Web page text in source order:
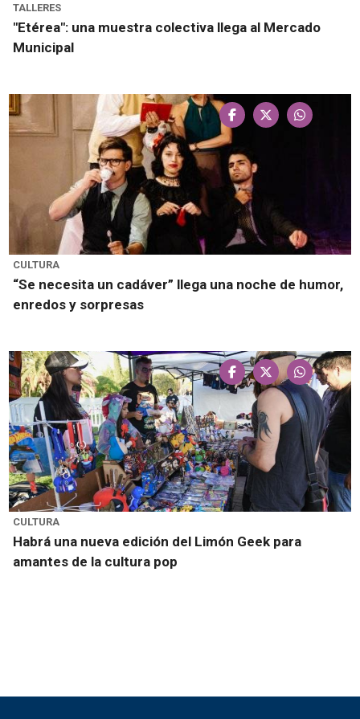
TALLERES
"Etérea": una muestra colectiva llega al Mercado
Municipal
CULTURA
“Se necesita un cadáver” llega una noche de humor,
enredos y sorpresas
CULTURA
Habrá una nueva edición del Limón Geek para
amantes de la cultura pop